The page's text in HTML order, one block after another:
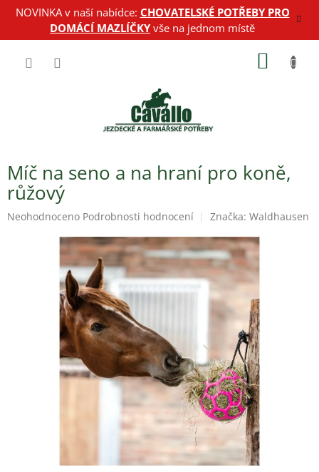
PřejítNOVINKA v naší nabídce: CHOVATELSKÉ POTŘEBY PRO
DOMÁCÍ MAZLÍČKYvše na jednom místě
Míč na seno a na hraní pro koně,
růžový
Průměrné
Neohodnoceno Podrobnosti hodnocení Značka: Waldhausen